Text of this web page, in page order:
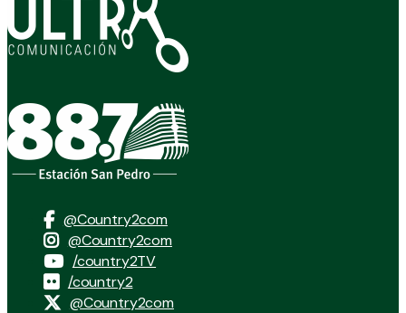
@Country2com
@Country2com
/country2TV
/country2
@Country2com